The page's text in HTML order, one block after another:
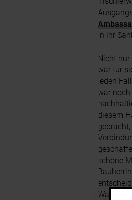
in ihr
Nicht nur
war für
jeden
war noch
diesem
schöne
Wald,